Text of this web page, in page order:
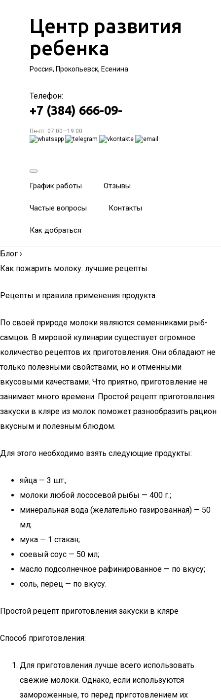
Центр развития
ребенка
Россия, Прокопьевск, Есенина
Телефон:
+7 (384) 666-09-
Пн-пт: 07:00—19:00
График работы Отзывы
Частые вопросы Контакты
Как добраться
Блог ›
Как пожарить молоку: лучшие рецепты
Рецепты и правила применения продукта
По своей природе молоки являются семенниками рыб-
самцов. В мировой кулинарии существует огромное
количество рецептов их приготовления. Они обладают не
только полезными свойствами, но и отменными
вкусовыми качествами. Что приятно, приготовление не
занимает много времени. Простой рецепт приготовления
закуски в кляре из молок поможет разнообразить рацион
вкусным и полезным блюдом.
Для этого необходимо взять следующие продукты:
яйца — 3 шт.;
молоки любой лососевой рыбы — 400 г.;
минеральная вода (желательно газированная) — 50
мл;
мука — 1 стакан;
соевый соус — 50 мл;
масло подсолнечное рафинированное — по вкусу;
соль, перец — по вкусу.
Простой рецепт приготовления закуски в кляре
Способ приготовления:
Для приготовления лучше всего использовать
свежие молоки. Однако, если используются
замороженные, то перед приготовлением их